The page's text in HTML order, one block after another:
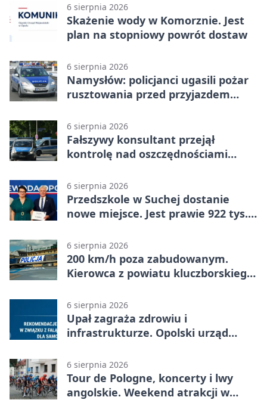
6 sierpnia 2026
Skażenie wody w Komorznie. Jest
plan na stopniowy powrót dostaw
6 sierpnia 2026
Namysłów: policjanci ugasili pożar
rusztowania przed przyjazdem
6 sierpnia 2026
Fałszywy konsultant przejął
kontrolę nad oszczędnościami
6 sierpnia 2026
Przedszkole w Suchej dostanie
nowe miejsce. Jest prawie 922 tys.
6 sierpnia 2026
200 km/h poza zabudowanym.
Kierowca z powiatu kluczborskiego
6 sierpnia 2026
Upał zagraża zdrowiu i
infrastrukturze. Opolski urząd
6 sierpnia 2026
Tour de Pologne, koncerty i lwy
angolskie. Weekend atrakcji w